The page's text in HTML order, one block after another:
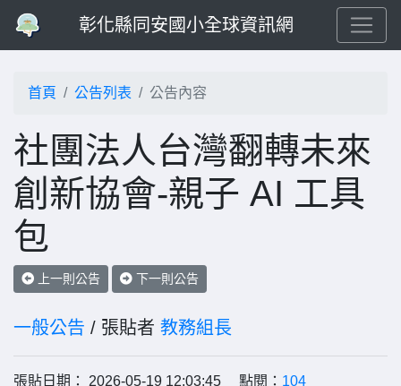
彰化縣同安國小全球資訊網
首頁 公告列表 公告內容
社團法人台灣翻轉未來
創新協會-親子 AI 工具
包
上一則公告 下一則公告
一般公告 / 張貼者 教務組長
張貼日期： 2026-05-19 12:03:45 點閱： 104